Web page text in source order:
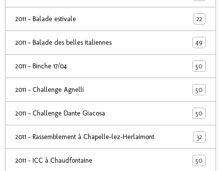
2011 - Balade estivale 22
2011 - Balade des belles italiennes 49
2011 - Binche 17/04 50
2011 - Challenge Agnelli 50
2011 - Challenge Dante Giacosa 50
2011 - Rassemblement à Chapelle-lez-Herlaimont 32
2011 - ICC à Chaudfontaine 50